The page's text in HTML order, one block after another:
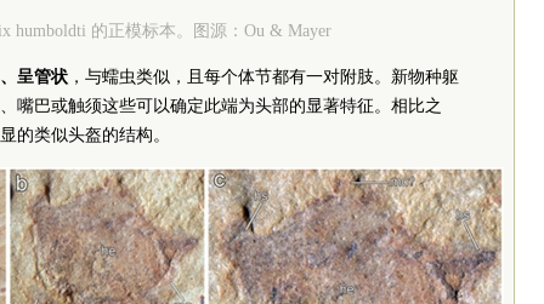
humboldti 的正模标本。图源：Ou & Mayer
呈管状 ，与蠕虫类似，且每个体节都有一对附肢。新物种躯
嘴巴或触须这些可以确定此端为头部的显著特征。相比之
的类似头盔的结构。